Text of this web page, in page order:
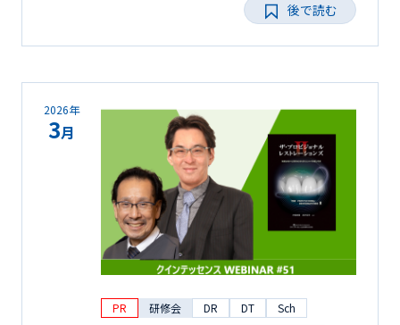
後で読む
2026年
3月
PR 研修会 DR DT Sch